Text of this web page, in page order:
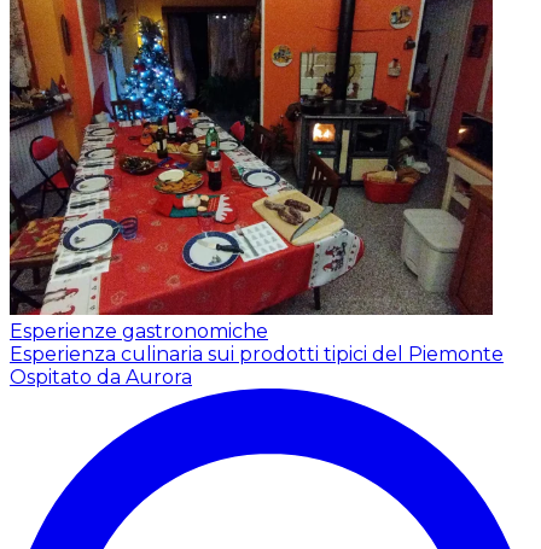
Esperienze gastronomiche
Esperienza culinaria sui prodotti tipici del Piemonte
Ospitato da Aurora